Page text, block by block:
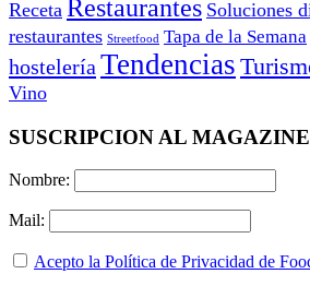
Receta Restaurantes Soluciones
restaurantes Streetfood Tapa de la Semana
hostelería Tendencias
Vino
SUSCRIPCION AL MAGAZINE
Nombre:
Mail:
Acepto la Política de Privacidad de